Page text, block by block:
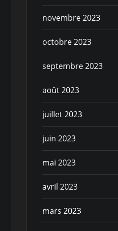
novembre 2023
octobre 2023
septembre 2023
août 2023
juillet 2023
juin 2023
mai 2023
avril 2023
mars 2023